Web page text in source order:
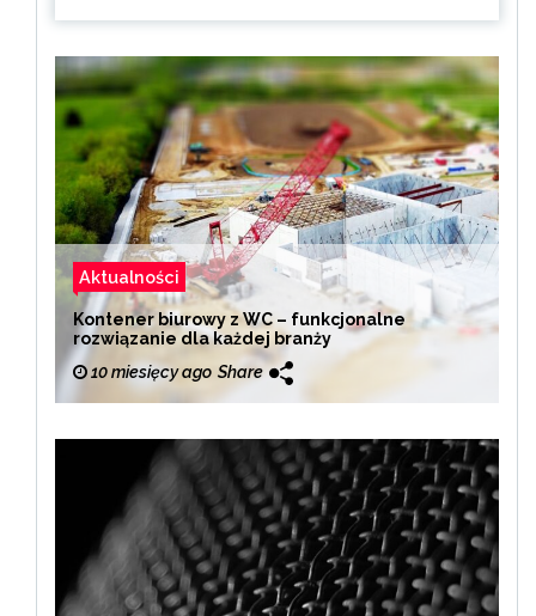
Aktualności
Kontener biurowy z WC – funkcjonalne
rozwiązanie dla każdej branży
10 miesięcy ago Share